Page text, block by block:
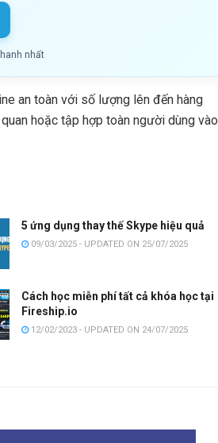
nhất
an toàn với số lượng lên đến hàng
hoặc tập hợp toàn người dùng vào
5 ứng dụng thay thế Skype hiệu quả
09/03/2025 - UPDATED ON 25/07/2025
Cách học miễn phí tất cả khóa học tại
Fireship.io
12/02/2023 - UPDATED ON 24/07/2025